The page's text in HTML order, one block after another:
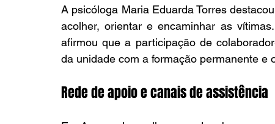
A psicóloga Maria Eduarda Torres
acolher, orientar e encaminhar as
afirmou que a participação de
da unidade com a formação permanente e
Rede de apoio e canais de assistência